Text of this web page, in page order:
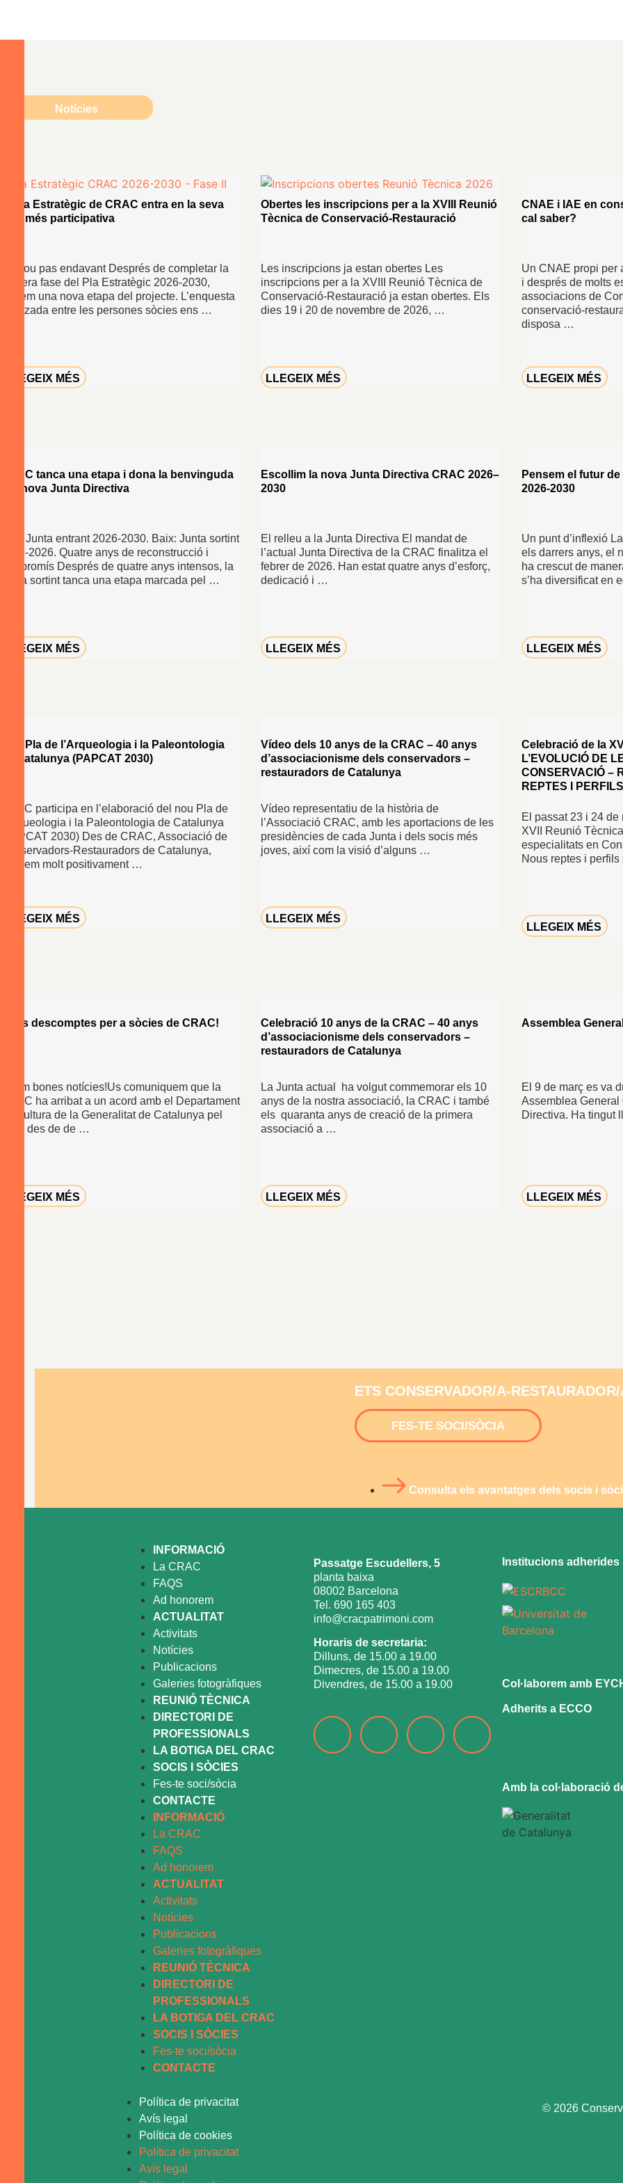
Notícies
El Pla Estratègic de CRAC entra en la seva
fase més participativa
Un nou pas endavant Després de completar la
primera fase del Pla Estratègic 2026-2030,
iniciem una nova etapa del projecte. L’enquesta
realitzada entre les persones sòcies ens …
LLEGEIX MÉS
Obertes les inscripcions per a la XVIII Reunió
Tècnica de Conservació-Restauració
Les inscripcions ja estan obertes Les
inscripcions per a la XVIII Reunió Tècnica de
Conservació-Restauració ja estan obertes. Els
dies 19 i 20 de novembre de 2026, …
LLEGEIX MÉS
CNAE i IAE en
cal saber?
Un CNAE propi per
i després de molts
associacions de
conservació-
disposa …
LLEGEIX MÉS
CRAC tanca una etapa i dona la benvinguda
a la nova Junta Directiva
Dalt: Junta entrant 2026-2030. Baix: Junta sortint
2022-2026. Quatre anys de reconstrucció i
compromís Després de quatre anys intensos, la
Junta sortint tanca una etapa marcada pel …
LLEGEIX MÉS
Escollim la nova Junta Directiva CRAC 2026–
2030
El relleu a la Junta Directiva El mandat de
l’actual Junta Directiva de la CRAC finalitza el
febrer de 2026. Han estat quatre anys d’esforç,
dedicació i …
LLEGEIX MÉS
Pensem el futur
2026-2030
Un punt d’inflexió
els darrers anys, el
ha crescut de
s’ha diversificat en
LLEGEIX MÉS
Nou Pla de l’Arqueologia i la Paleontologia
de Catalunya (PAPCAT 2030)
CRAC participa en l’elaboració del nou Pla de
l’Arqueologia i la Paleontologia de Catalunya
(PAPCAT 2030) Des de CRAC, Associació de
Conservadors-Restauradors de Catalunya,
valorem molt positivament …
LLEGEIX MÉS
Vídeo dels 10 anys de la CRAC – 40 anys
d’associacionisme dels conservadors –
restauradors de Catalunya
Vídeo representatiu de la història de
l’Associació CRAC, amb les aportacions de les
presidències de cada Junta i dels socis més
joves, així com la visió d’alguns …
LLEGEIX MÉS
Celebració de la
L’EVOLUCIÓ DE
CONSERVACIÓ –
REPTES I
El passat 23 i 24
XVII Reunió
especialitats en
Nous reptes i
LLEGEIX MÉS
Nous descomptes per a sòcies de CRAC!
Tenim bones notícies!Us comuniquem que la
CRAC ha arribat a un acord amb el Departament
de Cultura de la Generalitat de Catalunya pel
qual, des de de …
LLEGEIX MÉS
Celebració 10 anys de la CRAC – 40 anys
d’associacionisme dels conservadors –
restauradors de Catalunya
La Junta actual ha volgut commemorar els 10
anys de la nostra associació, la CRAC i també
els quaranta anys de creació de la primera
associació a …
LLEGEIX MÉS
Assemblea
El 9 de març es va
Assemblea General
Directiva. Ha tingut
LLEGEIX MÉS
ETS CONSERVADOR/A-
FES-TE SOCI/SÒCIA
Consulta els avantatges dels socis i
INFORMACIÓ
La CRAC
FAQS
Ad honorem
ACTUALITAT
Activitats
Notícies
Publicacions
Galeries fotogràfiques
REUNIÓ TÈCNICA
DIRECTORI DE
PROFESSIONALS
LA BOTIGA DEL CRAC
SOCIS I SÒCIES
Fes-te soci/sòcia
CONTACTE
INFORMACIÓ
La CRAC
FAQS
Ad honorem
ACTUALITAT
Activitats
Notícies
Publicacions
Galeries fotogràfiques
REUNIÓ TÈCNICA
DIRECTORI DE
PROFESSIONALS
LA BOTIGA DEL CRAC
SOCIS I SÒCIES
Fes-te soci/sòcia
CONTACTE
Passatge Escudellers, 5
planta baixa
08002 Barcelona
Tel. 690 165 403
info@cracpatrimoni.com
Horaris de secretaria:
Dilluns, de 15.00 a 19.00
Dimecres, de 15.00 a 19.00
Divendres, de 15.00 a 19.00
Institucions adherides
Col·laborem amb
Adherits a ECCO
Amb la col·laboració
Política de privacitat
Avís legal
Política de cookies
Política de privacitat
Avís legal
© 2026